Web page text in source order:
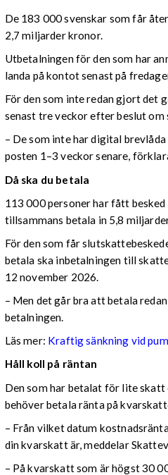
De 183 000 svenskar som får
2,7 miljarder kronor.
Utbetalningen för den som har
landa på kontot senast på
För den som inte redan gjort det
senast tre veckor efter beslut
– De som inte har digital
posten 1–3 veckor senare,
Då ska du betala
113 000 personer har fått
tillsammans betala in 5,8
För den som får
betala ska inbetalningen till
12 november 2026.
– Men det går bra att betala
betalningen.
Läs mer: Kraftig sänkning vid
Håll koll på räntan
Den som har betalat för lite
behöver betala ränta på
– Från vilket datum
din kvarskatt är, meddelar
– På kvarskatt som är högst 30